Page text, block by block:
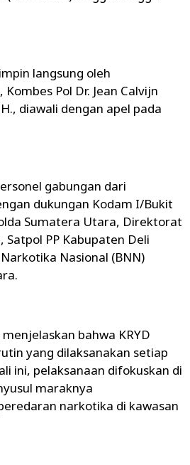
langsung oleh
Pol Dr. Jean Calvijn
diawali dengan apel pada
gabungan dari
dukungan Kodam I/Bukit
Sumatera Utara, Direktorat
Satpol PP Kabupaten Deli
Nasional (BNN)
bahwa KRYD
yang dilaksanakan setiap
ini, pelaksanaan difokuskan di
maraknya
narkotika di kawasan